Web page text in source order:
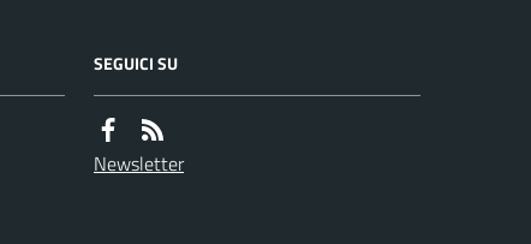
SEGUICI SU
Newsletter